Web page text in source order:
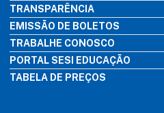
TRANSPARÊNCIA
EMISSÃO DE BOLETOS
TRABALHE CONOSCO
PORTAL SESI EDUCAÇÃO
TABELA DE PREÇOS